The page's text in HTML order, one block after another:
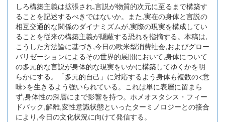
しろ構築主義は拡張され,言説が物質的次元に至るまで構築す
ることを記述するべきではないか。また,実在の身体と言説の
相互交通的な関係のダイナミズムが,実際の現実を構成してい
ることを従来の構築主義が隠蔽する恐れを指摘する。本稿は,
こうした方法論に基づき,今日の欧米型消費社会,およびグロー
バリゼーションによるその世界的展開において,身体について
の多元的な言説が身体的な現実をいかに構築してゆくかを明
らかにする。「多元的自己」に対応するよう身体も複数の<意
味>を生きるよう強いられている。これは単に表層に留まら
ず,身体性の深層にまで影響を持つ。ホメオスタシス・フィー
ドバック,解離,変性意識状態といったターミノロジーとの接合
により,今日の文化状況に向けて発信する。